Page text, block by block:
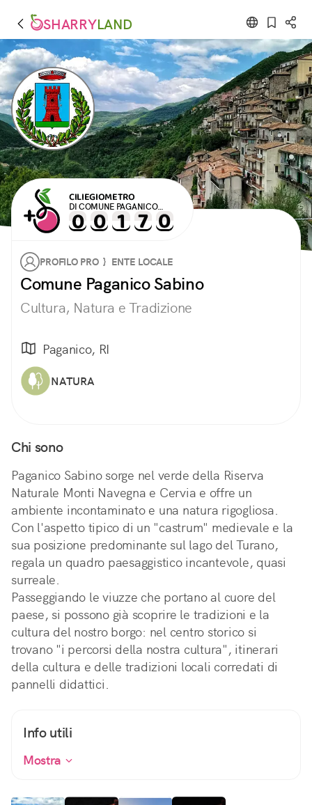
SHARRYLAND
CILIEGIOMETRO
DI COMUNE PAGANICO
SABINO
PROFILO PRO } ENTE LOCALE
Comune Paganico Sabino
Cultura, Natura e Tradizione
Paganico, RI
NATURA
Chi sono
Paganico Sabino sorge nel verde della Riserva
Naturale Monti Navegna e Cervia e offre un
ambiente incontaminato e una natura rigogliosa.
Con l'aspetto tipico di un "castrum" medievale e la
sua posizione predominante sul lago del Turano,
regala un quadro paesaggistico incantevole, quasi
surreale.
Passeggiando le viuzze che portano al cuore del
paese, si possono già scoprire le tradizioni e la
cultura del nostro borgo: nel centro storico si
trovano "i percorsi della nostra cultura", itinerari
della cultura e delle tradizioni locali corredati di
pannelli didattici.
Info utili
Mostra